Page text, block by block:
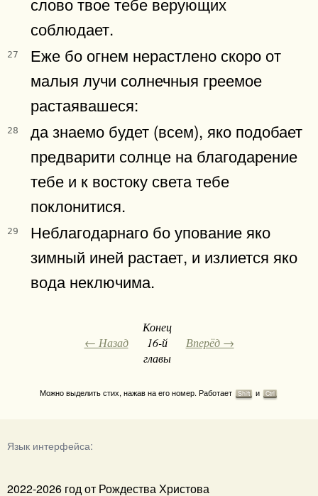
соблюдает.
27
Еже бо огнем нерастлено скоро от
малыя лучи солнечныя греемое
растаявашеся:
28
да знаемо будет (всем), яко подобает
предварити солнце на благодарение
тебе и к востоку света тебе
поклонитися.
29
Неблагодарнаго бо упование яко
зимный иней растает, и излиется яко
вода неключима.
← Назад
Конец
16-й
главы
Вперёд →
Можно выделить стих, нажав на его номер. Работает Shift и Ctrl
Язык интерфейса:
2022-2026 год от Рождества Христова